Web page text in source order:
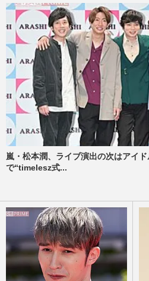
嵐・松本潤、ライブ演出の次はアイ
で“timelesz式...